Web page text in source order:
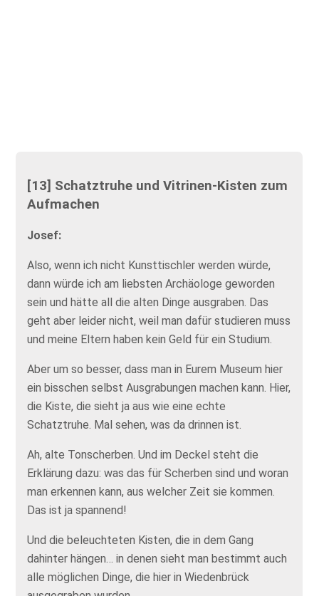
[13] Schatztruhe und Vitrinen-Kisten zum
Aufmachen
Josef:
Also, wenn ich nicht Kunsttischler werden würde,
dann würde ich am liebsten Archäologe geworden
sein und hätte all die alten Dinge ausgraben. Das
geht aber leider nicht, weil man dafür studieren muss
und meine Eltern haben kein Geld für ein Studium.
Aber um so besser, dass man in Eurem Museum hier
ein bisschen selbst Ausgrabungen machen kann. Hier,
die Kiste, die sieht ja aus wie eine echte
Schatztruhe. Mal sehen, was da drinnen ist.
Ah, alte Tonscherben. Und im Deckel steht die
Erklärung dazu: was das für Scherben sind und woran
man erkennen kann, aus welcher Zeit sie kommen.
Das ist ja spannend!
Und die beleuchteten Kisten, die in dem Gang
dahinter hängen… in denen sieht man bestimmt auch
alle möglichen Dinge, die hier in Wiedenbrück